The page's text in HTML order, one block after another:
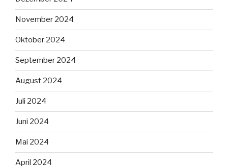
November 2024
Oktober 2024
September 2024
August 2024
Juli 2024
Juni 2024
Mai 2024
April 2024